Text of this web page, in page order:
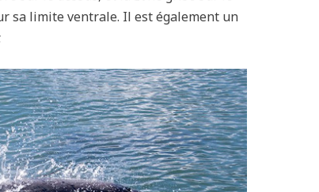
sa limite ventrale. Il est également un